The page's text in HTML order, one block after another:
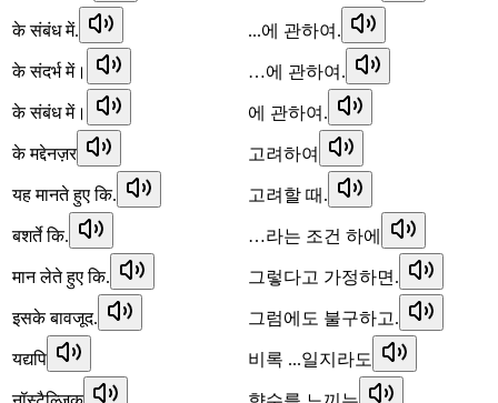
के संबंध में. ...에 관하여.
के संदर्भ में। …에 관하여.
के संबंध में। 에 관하여.
के मद्देनज़र 고려하여
यह मानते हुए कि. 고려할 때.
बशर्ते कि. …라는 조건 하에
मान लेते हुए कि. 그렇다고 가정하면.
इसके बावजूद. 그럼에도 불구하고.
यद्यपि 비록 ...일지라도